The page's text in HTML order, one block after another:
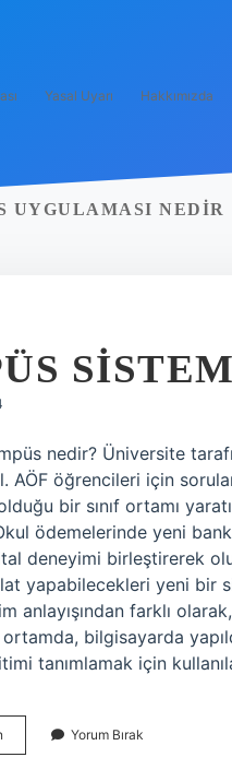
Yasal Uyarı Hakkımızda
UYGULAMASI NEDIR
nedir? Üniversite
AÖF öğrencileri için
bir sınıf ortamı
ödemelerinde yeni
deneyimi birleştirerek
yapabilecekleri yeni bir
anlayışından farklı
bilgisayarda
tanımlamak için
Sistemi
Yorum Bırak